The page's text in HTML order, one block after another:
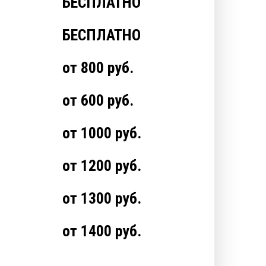
БЕСПЛАТНО
от 800 руб.
от 600 руб.
от 1000 руб.
от 1200 руб.
от 1300 руб.
от 1400 руб.